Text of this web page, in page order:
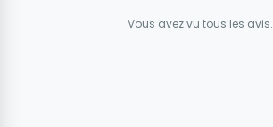
Vous avez vu tous les avis.